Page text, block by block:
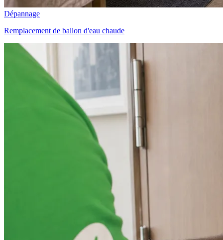
Dépannage
Remplacement de ballon d'eau chaude